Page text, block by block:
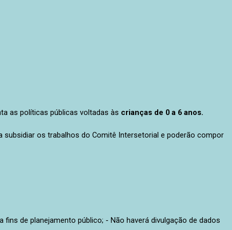
as políticas públicas voltadas às crianças de 0 a 6 anos.
os trabalhos do Comitê Intersetorial e poderão compor
de planejamento público; - Não haverá divulgação de dados